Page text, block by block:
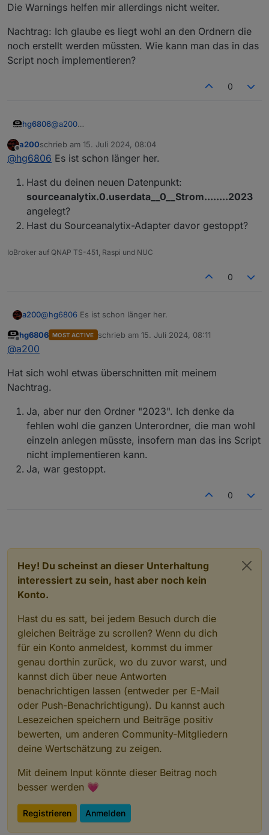
Die Warnings helfen mir allerdings nicht weiter.
Nachtrag: Ich glaube es liegt wohl an den Ordnern die
noch erstellt werden müssten. Wie kann man das in das
Script noch implementieren?
0
hg6806@a200
wollte die SA Werte mit übernehmen und bin auch
dein Script gestoßen.
Warnings.
Und zwar wollte ich es nur vorerst mal mit dem Ordner
"2023" tun.
Die Warnings helfen mir allerdings nicht weiter.
Nachtrag: Ich glaube es liegt wohl an den Ordnern die
noch erstellt werden müssten. Wie kann man das in
Offline
a200schrieb am 15. Juli 2024, 08:04
zuletzt editiert von
@hg6806 Es ist schon länger her.
Hast du deinen neuen Datenpunkt:
sourceanalytix.0.userdata__0__Strom........2023
angelegt?
Hast du Sourceanalytix-Adapter davor gestoppt?
IoBroker auf QNAP TS-451, Raspi und NUC
0
a200@hg6806 Es ist schon länger her.
Hast du deinen neuen Datenpunkt:
Hast du Sourceanalytix-Adapter davor gestoppt?
Offline
hg6806 MOST ACTIVE schrieb am 15. Juli 2024, 08:11
zuletzt editiert von
@a200
Hat sich wohl etwas überschnitten mit meinem
Nachtrag.
Ja, aber nur den Ordner "2023". Ich denke da
fehlen wohl die ganzen Unterordner, die man wohl
einzeln anlegen müsste, insofern man das ins Script
nicht implementieren kann.
Ja, war gestoppt.
0
Hey! Du scheinst an dieser Unterhaltung
interessiert zu sein, hast aber noch kein
Konto.
Hast du es satt, bei jedem Besuch durch die
gleichen Beiträge zu scrollen? Wenn du dich
für ein Konto anmeldest, kommst du immer
genau dorthin zurück, wo du zuvor warst, und
kannst dich über neue Antworten
benachrichtigen lassen (entweder per E-Mail
oder Push-Benachrichtigung). Du kannst auch
Lesezeichen speichern und Beiträge positiv
bewerten, um anderen Community-Mitgliedern
deine Wertschätzung zu zeigen.
Mit deinem Input könnte dieser Beitrag noch
besser werden 💗
Registrieren Anmelden